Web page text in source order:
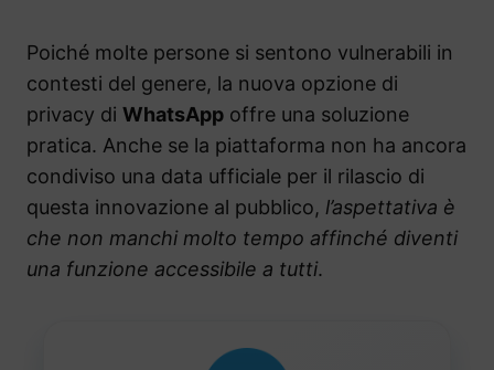
Poiché molte persone si sentono vulnerabili in
contesti del genere, la nuova opzione di
privacy di WhatsApp offre una soluzione
pratica. Anche se la piattaforma non ha ancora
condiviso una data ufficiale per il rilascio di
questa innovazione al pubblico, l’aspettativa è
che non manchi molto tempo affinché diventi
una funzione accessibile a tutti.